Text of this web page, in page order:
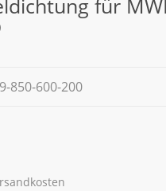
850-600-200